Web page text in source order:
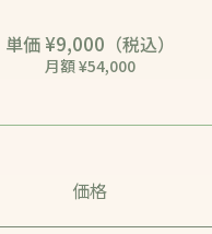
単価¥9,000 （税込）
月額 ¥54,000
価格